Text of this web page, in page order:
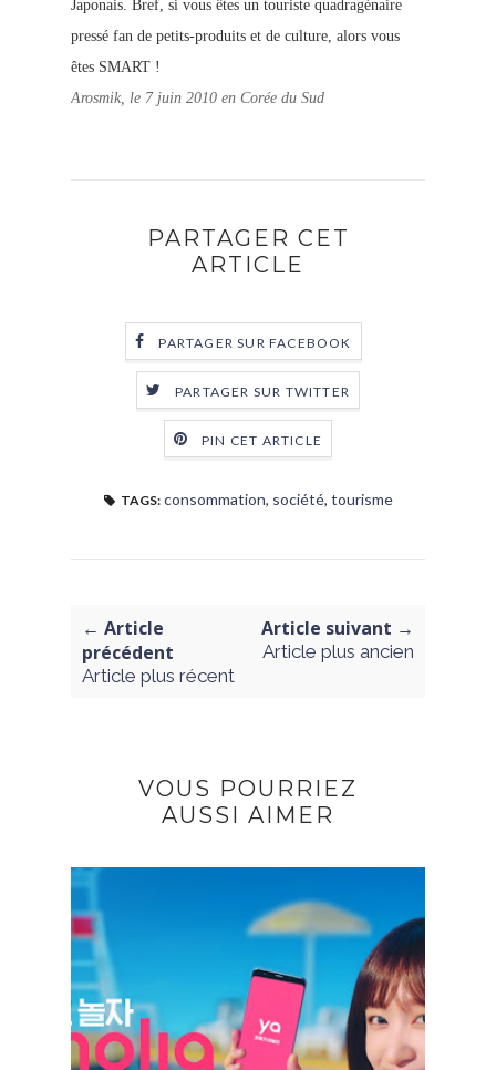
Japonais. Bref, si vous êtes un touriste quadragénaire
pressé fan de petits-produits et de culture, alors vous
êtes SMART !
Arosmik, le 7 juin 2010 en Corée du Sud
PARTAGER CET
ARTICLE
PARTAGER SUR FACEBOOK
PARTAGER SUR TWITTER
PIN CET ARTICLE
TAGS: consommation, société, tourisme
← Article
précédent
Article plus récent
Article suivant →
Article plus ancien
VOUS POURRIEZ
AUSSI AIMER